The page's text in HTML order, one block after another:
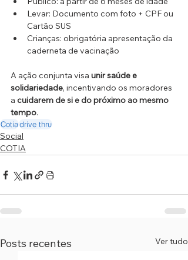
Levar: Documento com foto + CPF ou
Cartão SUS
Crianças: obrigatória apresentação da
caderneta de vacinação
A ação conjunta visa unir saúde e
solidariedade, incentivando os moradores
a cuidarem de si e do próximo ao mesmo
tempo.
Cotiadrive thru
Social
COTIA
Posts recentes Ver tudo